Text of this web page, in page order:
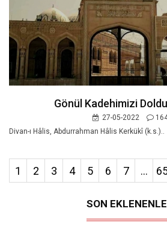
Gönül Kadehimizi
27-05-2022
Divan-ı Hâlis, Abdurrahman Hâlis Kerkükî (k.s.)..
1 2 3 4 5 6 7 ...
SON